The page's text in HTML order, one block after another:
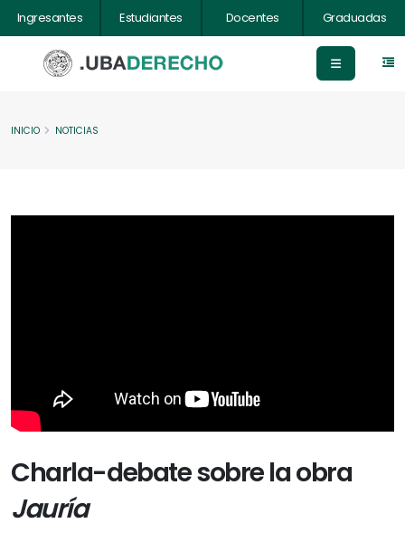
Ingresantes Estudiantes Docentes Graduadas
INICIO NOTICIAS
Charla-debate sobre la obra
Jauría